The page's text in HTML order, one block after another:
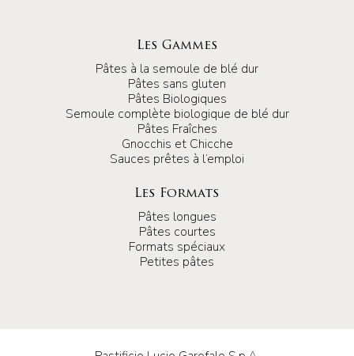
Les Gammes
Pâtes à la semoule de blé dur
Pâtes sans gluten
Pâtes Biologiques
Semoule complète biologique de blé dur
Pâtes Fraîches
Gnocchis et Chicche
Sauces prêtes à l’emploi
Les Formats
Pâtes longues
Pâtes courtes
Formats spéciaux
Petites pâtes